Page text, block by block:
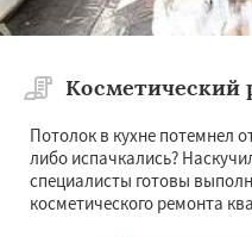
Косметический
Потолок в кухне потемнел
либо испачкались?
специалисты готовы
косметического ремонта